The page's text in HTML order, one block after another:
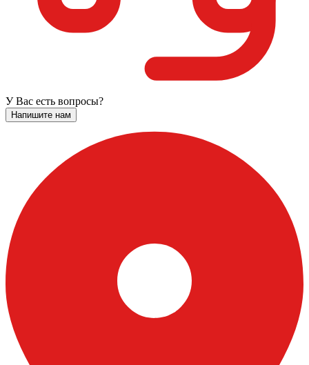
У Вас есть вопросы?
Напишите нам